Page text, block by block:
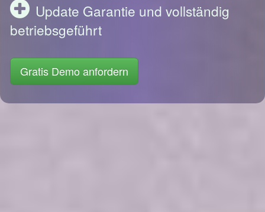
Update Garantie und vollständig
betriebsgeführt
Gratis Demo anfordern